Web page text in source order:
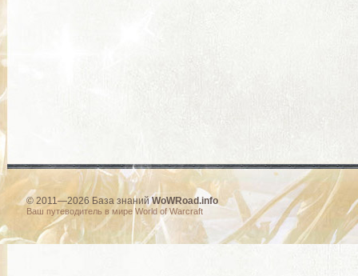
© 2011—2026 База знанийWoWRoad.info
Ваш путеводитель в мире World of Warcraft